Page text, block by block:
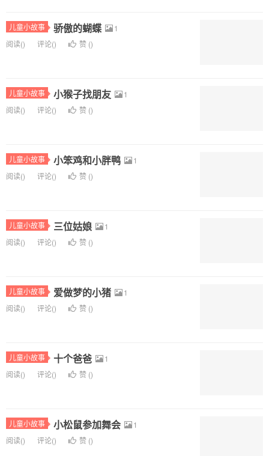
儿童小故事 骄傲的蝴蝶
1
阅读() 评论() 赞 ()
儿童小故事 小猴子找朋友
1
阅读() 评论() 赞 ()
儿童小故事 小笨鸡和小胖鸭
1
阅读() 评论() 赞 ()
儿童小故事 三位姑娘
1
阅读() 评论() 赞 ()
儿童小故事 爱做梦的小猪
1
阅读() 评论() 赞 ()
儿童小故事 十个爸爸
1
阅读() 评论() 赞 ()
儿童小故事 小松鼠参加舞会
1
阅读() 评论() 赞 ()